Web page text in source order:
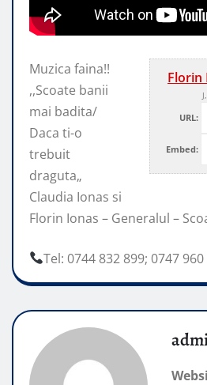
Florin
URL:
Embed:
Muzica faina!!
,,Scoate banii
mai badita/
Daca ti-o
trebuit
draguta„
Claudia Ionas si
Florin Ionas – Generalul –
Tel: 0744 832 899; 0747